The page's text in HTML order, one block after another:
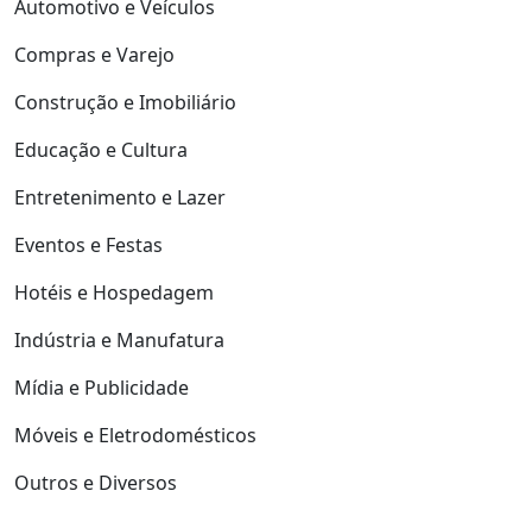
Automotivo e Veículos
Compras e Varejo
Construção e Imobiliário
Educação e Cultura
Entretenimento e Lazer
Eventos e Festas
Hotéis e Hospedagem
Indústria e Manufatura
Mídia e Publicidade
Móveis e Eletrodomésticos
Outros e Diversos